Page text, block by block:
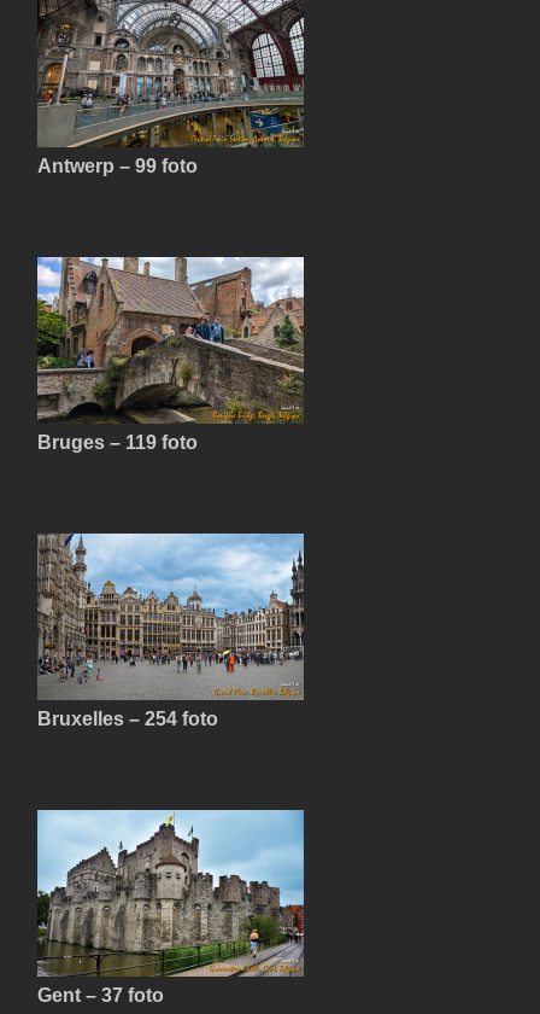
Antwerp – 99 foto
Bruges – 119 foto
Bruxelles – 254 foto
Gent – 37 foto